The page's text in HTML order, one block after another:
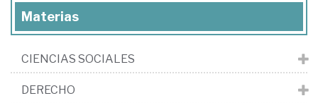
Materias
CIENCIAS SOCIALES
DERECHO